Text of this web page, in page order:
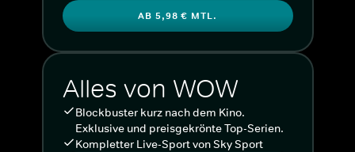
AB 5,98 € MTL.
Alles von WOW
Blockbuster kurz nach dem Kino.
Exklusive und preisgekrönte Top-Serien.
Kompletter Live-Sport von Sky Sport